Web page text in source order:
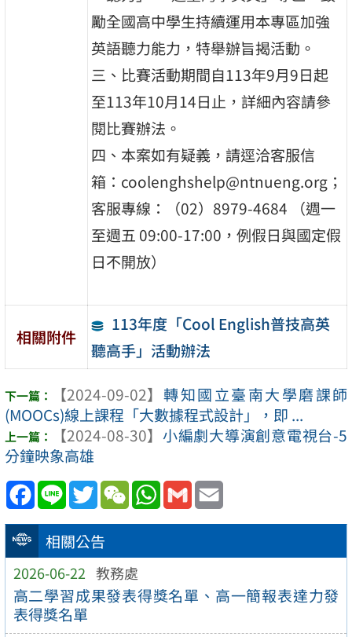
相關公告
2026-06-22 教務處
高二學習成果發表得獎名單、高一簡報表達力發
表得獎名單
勵全國高中學生持續運用本專區加強
英語聽力能力，特舉辦旨揭活動。
三、比賽活動期間自113年9月9日起
至113年10月14日止，詳細內容請參
閱比賽辦法。
四、本案如有疑義，請逕洽客服信
箱：coolenghshelp@ntnueng.org；
客服專線：（02）8979-4684 （週一
至週五 09:00-17:00，例假日與國定假
日不開放）
相關附件
113年度「Cool English普技高英
聽高手」活動辦法
【2024-09-02】 轉知國立臺南大學磨課師
(MOOCs)線上課程「大數據程式設計」，即 ...
【2024-08-30】 小編劇大導演創意電視台-5
分鐘映象高雄
Facebook
Line TwitterWeChatWhatsApp
Gmail